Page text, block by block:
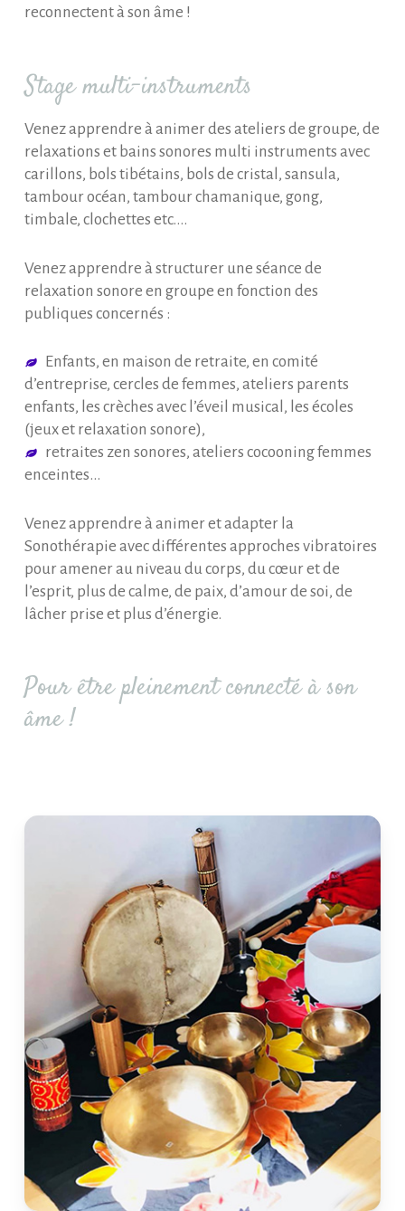
reconnectent à son âme !
Stage multi-instruments
Venez apprendre à animer des ateliers de groupe, de
relaxations et bains sonores multi instruments avec
carillons, bols tibétains, bols de cristal, sansula,
tambour océan, tambour chamanique, gong,
timbale, clochettes etc.…
Venez apprendre à structurer une séance de
relaxation sonore en groupe en fonction des
publiques concernés :
Enfants, en maison de retraite, en comité
d’entreprise, cercles de femmes, ateliers parents
enfants, les crèches avec l’éveil musical, les écoles
(jeux et relaxation sonore),
retraites zen sonores, ateliers cocooning femmes
enceintes…
Venez apprendre à animer et adapter la
Sonothérapie avec différentes approches vibratoires
pour amener au niveau du corps, du cœur et de
l’esprit, plus de calme, de paix, d’amour de soi, de
lâcher prise et plus d’énergie.
Pour être pleinement connecté à son
âme !